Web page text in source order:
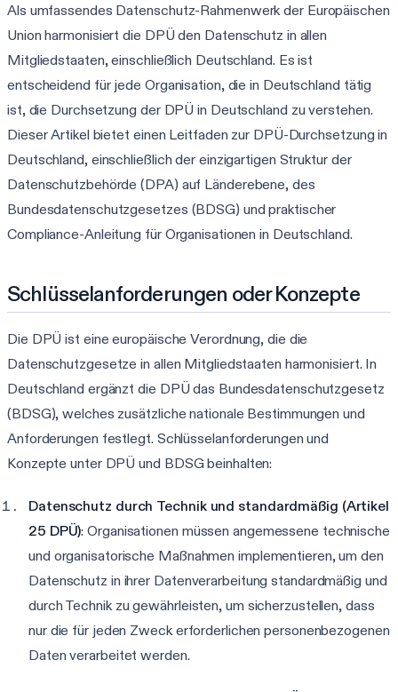
Als umfassendes Datenschutz-Rahmenwerk der Europäischen
Union harmonisiert die DPÜ den Datenschutz in allen
Mitgliedstaaten, einschließlich Deutschland. Es ist
entscheidend für jede Organisation, die in Deutschland tätig
ist, die Durchsetzung der DPÜ in Deutschland zu verstehen.
Dieser Artikel bietet einen Leitfaden zur DPÜ-Durchsetzung in
Deutschland, einschließlich der einzigartigen Struktur der
Datenschutzbehörde (DPA) auf Länderebene, des
Bundesdatenschutzgesetzes (BDSG) und praktischer
Compliance-Anleitung für Organisationen in Deutschland.
Schlüsselanforderungen oder Konzepte
Die DPÜ ist eine europäische Verordnung, die die
Datenschutzgesetze in allen Mitgliedstaaten harmonisiert. In
Deutschland ergänzt die DPÜ das Bundesdatenschutzgesetz
(BDSG), welches zusätzliche nationale Bestimmungen und
Anforderungen festlegt. Schlüsselanforderungen und
Konzepte unter DPÜ und BDSG beinhalten:
Datenschutz durch Technik und standardmäßig (Artikel
25 DPÜ): Organisationen müssen angemessene technische
und organisatorische Maßnahmen implementieren, um den
Datenschutz in ihrer Datenverarbeitung standardmäßig und
durch Technik zu gewährleisten, um sicherzustellen, dass
nur die für jeden Zweck erforderlichen personenbezogenen
Daten verarbeitet werden.